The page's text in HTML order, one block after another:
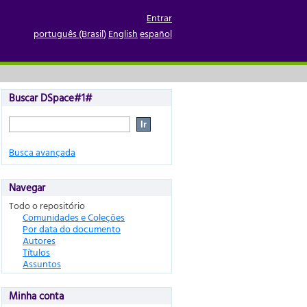
Entrar
português (Brasil)Englishespañol
Buscar DSpace#1#
Busca avançada
Navegar
Todo o repositório
Comunidades e Coleções
Por data do documento
Autores
Títulos
Assuntos
Minha conta